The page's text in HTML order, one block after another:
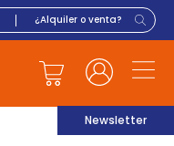
Newsletter